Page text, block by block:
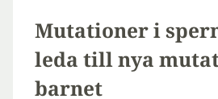
Mutationer i
leda till nya
barnet